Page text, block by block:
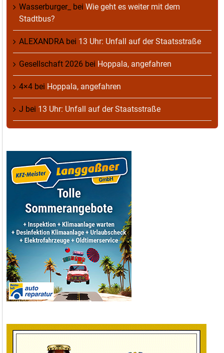
Wasserburger_ bei Wie geht es weiter mit dem
Stadtbus?
ALEXANDRA bei 13 Uhr: Unfall auf der Staatsstraße
Gesellschaft 2026 bei Hoppala, angefahren
4×4 bei Hoppala, angefahren
J bei 13 Uhr: Unfall auf der Staatsstraße